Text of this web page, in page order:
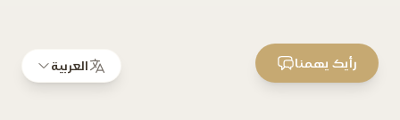
العربية رأيك يهمنا